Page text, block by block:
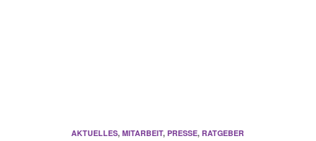
AKTUELLES,MITARBEIT,PRESSE,RATGEBER